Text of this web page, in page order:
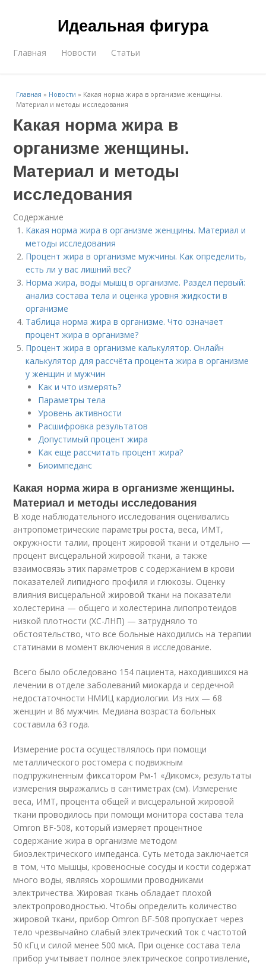
Идеальная фигура
Главная Новости Статьи
Главная » Новости » Какая норма жира в организме женщины.
Материал и методы исследования
Какая норма жира в
организме женщины.
Материал и методы
исследования
Содержание
Какая норма жира в организме женщины. Материал и
методы исследования
Процент жира в организме мужчины. Как определить,
есть ли у вас лишний вес?
Норма жира, воды мышц в организме. Раздел первый:
анализ состава тела и оценка уровня жидкости в
организме
Таблица норма жира в организме. Что означает
процент жира в организме?
Процент жира в организме калькулятор. Онлайн
калькулятор для рассчёта процента жира в организме
у женщин и мужчин
Как и что измерять?
Параметры тела
Уровень активности
Расшифровка результатов
Допустимый процент жира
Как еще рассчитать процент жира?
Биоимпеданс
Какая норма жира в организме женщины.
Материал и методы исследования
В ходе наблюдательного исследования оценивались
антропометрические параметры роста, веса, ИМТ,
окружности талии, процент жировой ткани и отдельно —
процент висцеральной жировой ткани, а также
взаимосвязь этих параметров с содержанием в крови
показателей липидного профиля и глюкозы. Оценку
влияния висцеральной жировой ткани на показатели
холестерина — общего и холестерина липопротеидов
низкой плотности (ХС-ЛНП) — затрудняло то
обстоятельство, что все больные находились на терапии
статинами в момент включения в исследование.
Всего было обследовано 154 пациента, находившихся на
лечении в отделе заболеваний миокарда и сердечной
недостаточности НМИЦ кардиологии. Из них — 68
женщин и 86 мужчин. Медиана возраста больных
составила 63 года.
Измерение роста осуществлялось при помощи
металлического ростомера с подвижным
подпружиненным фиксатором Рм-1 «Дикомс», результаты
измерения выражались в сантиметрах (см). Измерение
веса, ИМТ, процента общей и висцеральной жировой
ткани проводилось при помощи монитора состава тела
Omron BF-508, который измеряет процентное
содержание жира в организме методом
биоэлектрического импеданса. Суть метода заключается
в том, что мышцы, кровеносные сосуды и кости содержат
много воды, являясь хорошими проводниками
электричества. Жировая ткань обладает плохой
электропроводностью. Чтобы определить количество
жировой ткани, прибор Omron BF-508 пропускает через
тело чрезвычайно слабый электрический ток с частотой
50 кГц и силой менее 500 мкА. При оценке состава тела
прибор учитывает полное электрическое сопротивление,